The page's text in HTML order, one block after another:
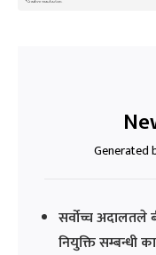
Generated
सर्वोच्च अदालतले
नियुक्ति सम्बन्धी